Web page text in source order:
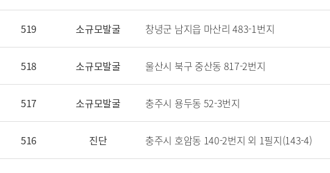
519 소규모발굴 창녕군 남지읍 마산리 483-1번지
518 소규모발굴 울산시 북구 중산동 817-2번지
517 소규모발굴 충주시 용두동 52-3번지
516 진단 충주시 호암동 140-2번지 외 1필지(143-4)